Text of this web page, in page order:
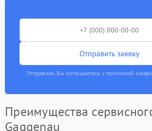
Отправить заявку
Отправляя, Вы соглашаетесь с политикой
Преимущества
Gaggenau